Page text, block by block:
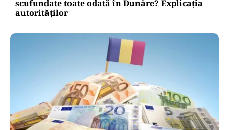
scufundate toate odată în Dunăre? Explicația
autorităților